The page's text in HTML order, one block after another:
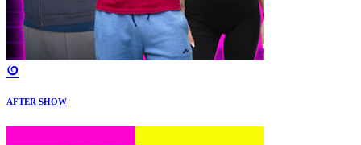
AFTER SHOW